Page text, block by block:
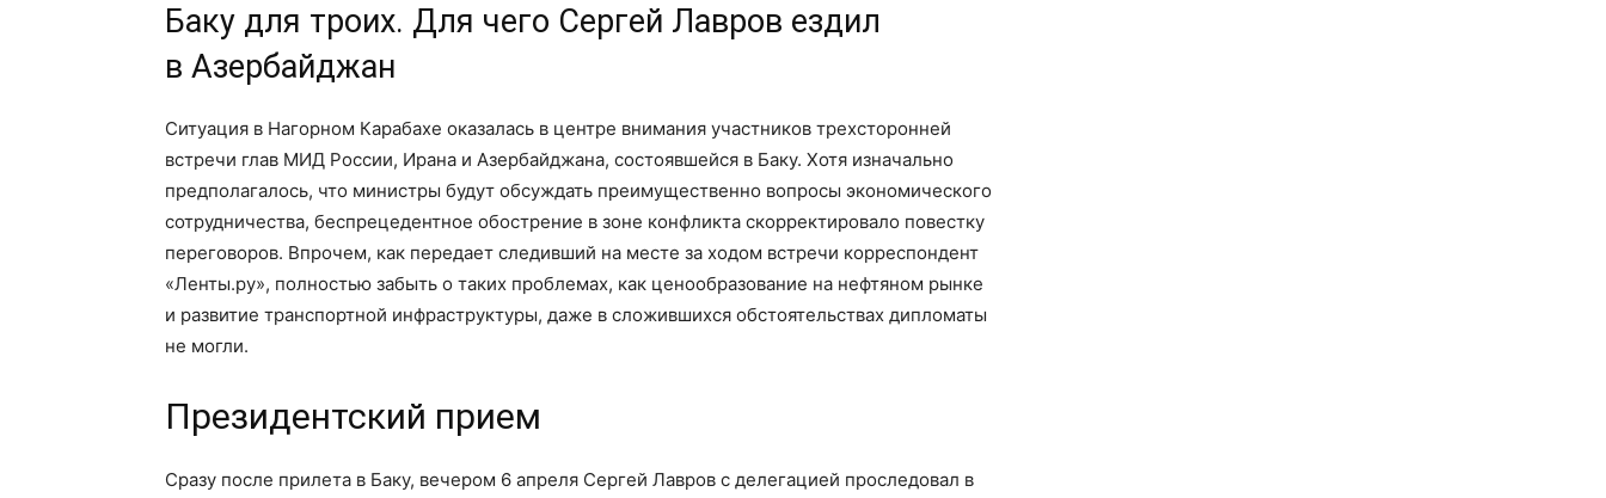
Баку для троих. Для чего Сергей Лавров ездил
в Азербайджан
Ситуация в Нагорном Карабахе оказалась в центре внимания участников трехсторонней
встречи глав МИД России, Ирана и Азербайджана, состоявшейся в Баку. Хотя изначально
предполагалось, что министры будут обсуждать преимущественно вопросы экономического
сотрудничества, беспрецедентное обострение в зоне конфликта скорректировало повестку
переговоров. Впрочем, как передает следивший на месте за ходом встречи корреспондент
«Ленты.ру», полностью забыть о таких проблемах, как ценообразование на нефтяном рынке
и развитие транспортной инфраструктуры, даже в сложившихся обстоятельствах дипломаты
не могли.
Президентский прием
Сразу после прилета в Баку, вечером 6 апреля Сергей Лавров с делегацией проследовал в